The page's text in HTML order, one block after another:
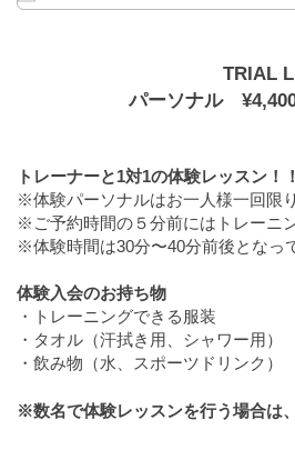
u
TRIAL
パーソナル ​¥4,4
トレーナーと1対1の体験レッスン！！
※体験パーソナルはお一人様一回限り
※ご予約時間の５分前にはトレーニ
​※体験時間は30分〜40分前後となっ
体験入会のお持ち物
・トレーニングできる服装
・タオル（汗拭き用、シャワー用）
・飲み物（水、スポーツドリンク）
※数名で体験レッスンを行う場合は